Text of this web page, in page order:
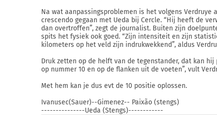
Na wat aanpassingsproblemen is het volgens Verdruye
crescendo gegaan met Ueda bij Cercle. “Hij heeft de
dan overtroffen”, zegt de journalist. Buiten zijn
spits het fysiek ook goed. “Zijn intensiteit en zijn
kilometers op het veld zijn indrukwekkend”, aldus
Druk zetten op de helft van de tegenstander, dat kan hij
op nummer 10 en op de flanken uit de voeten”, vult
Met hem kan je dus evt de 10 positie oplossen.
Ivanusec(Sauer)--Gimenez-- Paixão (stengs)
---------------Ueda (Stengs)------------